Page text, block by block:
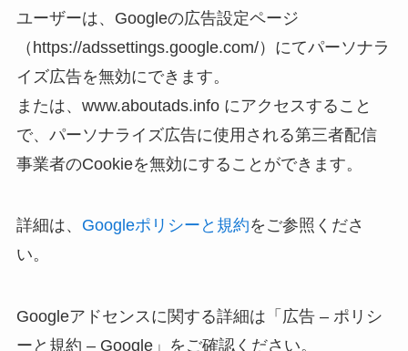
ユーザーは、Googleの広告設定ページ
（https://adssettings.google.com/）にてパーソナラ
イズ広告を無効にできます。
または、www.aboutads.info にアクセスすること
で、パーソナライズ広告に使用される第三者配信
事業者のCookieを無効にすることができます。
詳細は、 Googleポリシーと規約をご参照くださ
い。
Googleアドセンスに関する詳細は「広告 – ポリシ
ーと規約 – Google」をご確認ください。